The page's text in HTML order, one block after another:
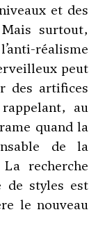
et des
surtout,
réalisme
peut
des artifices
au
quand la
de la
recherche
de styles est
le nouveau